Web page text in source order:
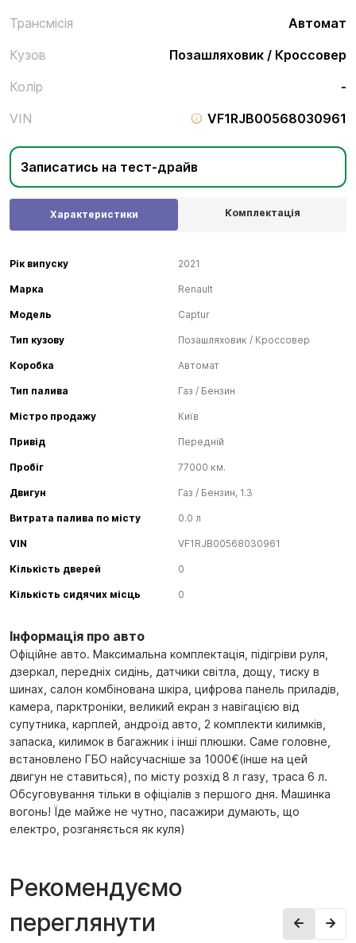
Трансмісія
Автомат
Кузов
Позашляховик / Кроссовер
Колір
-
VIN
VF1RJB00568030961
Записатись на тест-драйв
Інформація про авто
Офіційне авто. Максимальна комплектація, підігріви руля,
дзеркал, передніх сидінь, датчики світла, дощу, тиску в
шинах, салон комбінована шкіра, цифрова панель приладів,
камера, парктроніки, великий екран з навігацією від
супутника, карплей, андроїд авто, 2 комплекти килимків,
запаска, килимок в багажник і інші плюшки. Саме головне,
встановлено ГБО найсучасніше за 1000€(інше на цей
двигун не ставиться), по місту розхід 8 л газу, траса 6 л.
Обсуговування тільки в офіціалів з першого дня. Машинка
вогонь! Їде майже не чутно, пасажири думають, що
електро, розганяється як куля)
Характеристики Комплектація
Рік випуску 2021
Марка Renault
Модель Captur
Тип кузову Позашляховик / Кроссовер
Коробка Автомат
Тип палива Газ / Бензин
Містро продажу Київ
Привід Передній
Пробіг 77000 км.
Двигун Газ / Бензин, 1.3
Витрата палива по місту 0.0 л
VIN VF1RJB00568030961
Кількість дверей 0
Кількість сидячих місць 0
Рекомендуємо
переглянути